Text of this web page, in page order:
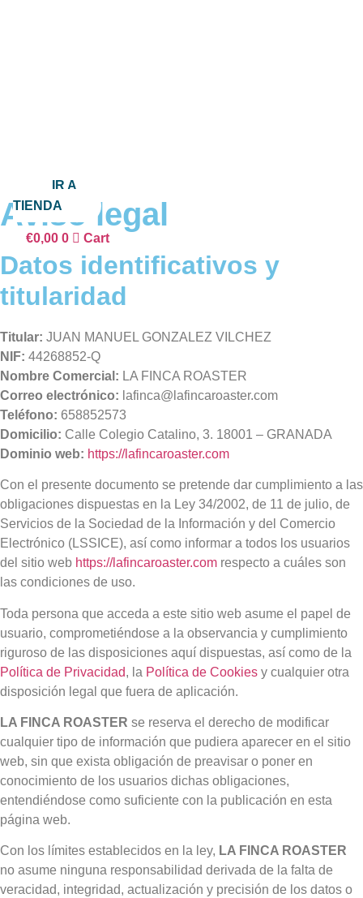
IR A
TIENDA
€0,00 0 Cart
Aviso legal
Datos identificativos y
titularidad
Titular: JUAN MANUEL GONZALEZ VILCHEZ
NIF: 44268852-Q
Nombre Comercial: LA FINCA ROASTER
Correo electrónico: lafinca@lafincaroaster.com
Teléfono: 658852573
Domicilio: Calle Colegio Catalino, 3. 18001 – GRANADA
Dominio web: https://lafincaroaster.com
Con el presente documento se pretende dar cumplimiento a las
obligaciones dispuestas en la Ley 34/2002, de 11 de julio, de
Servicios de la Sociedad de la Información y del Comercio
Electrónico (LSSICE), así como informar a todos los usuarios
del sitio web https://lafincaroaster.com respecto a cuáles son
las condiciones de uso.
Toda persona que acceda a este sitio web asume el papel de
usuario, comprometiéndose a la observancia y cumplimiento
riguroso de las disposiciones aquí dispuestas, así como de la
Política de Privacidad, la Política de Cookies y cualquier otra
disposición legal que fuera de aplicación.
LA FINCA ROASTER se reserva el derecho de modificar
cualquier tipo de información que pudiera aparecer en el sitio
web, sin que exista obligación de preavisar o poner en
conocimiento de los usuarios dichas obligaciones,
entendiéndose como suficiente con la publicación en esta
página web.
Con los límites establecidos en la ley, LA FINCA ROASTER
no asume ninguna responsabilidad derivada de la falta de
veracidad, integridad, actualización y precisión de los datos o